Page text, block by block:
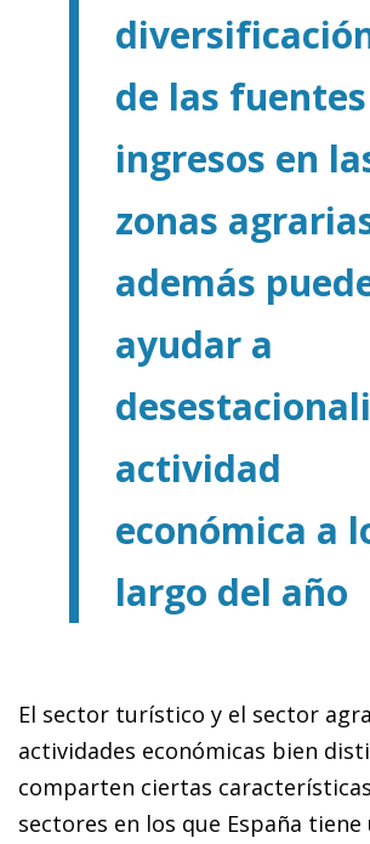
de las
ingresos en
zonas
además
ayudar a
actividad
económica a
largo del año
El sector turístico y el sector
actividades económicas bien
comparten ciertas
sectores en los que España tiene